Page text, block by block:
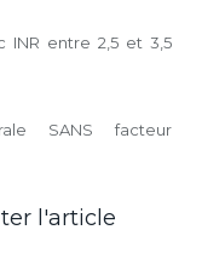
INR entre 2,5 et 3,5
SANS facteur
l'article